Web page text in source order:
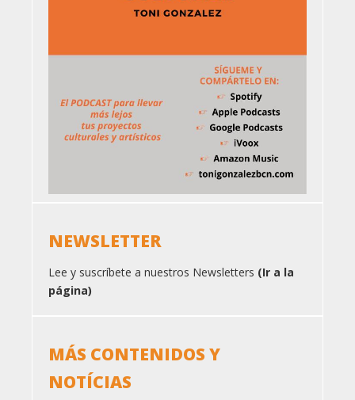
NEWSLETTER
Lee y suscríbete a nuestros Newsletters (Ir a la
página)
MÁS CONTENIDOS Y
NOTÍCIAS